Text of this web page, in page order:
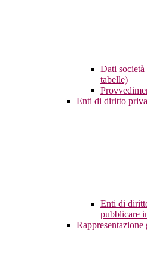
Dati società
tabelle)
Enti di diritto
Enti di
pubblicare
Rappresentazione